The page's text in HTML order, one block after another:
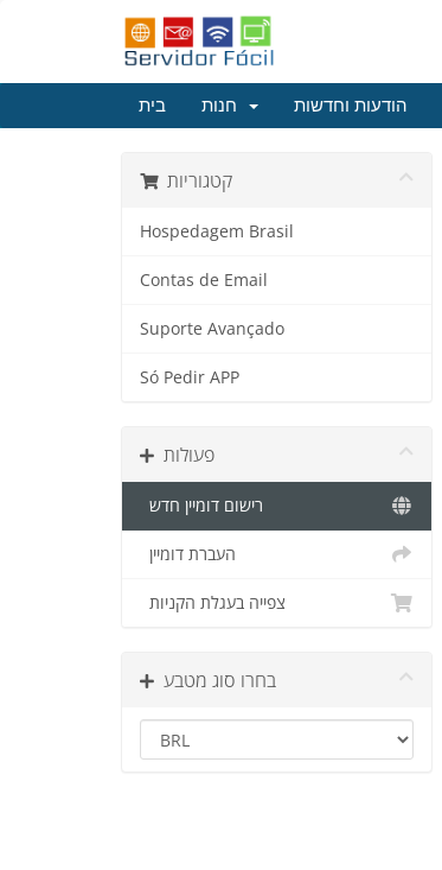
בית הודעות וחדשות
קטגוריות
Hospedagem Brasil
Contas de Email
Suporte Avançado
Só Pedir APP
פעולות
רישום דומיין חדש
העברת דומיין
צפייה בעגלת הקניות
בחרו סוג מטבע